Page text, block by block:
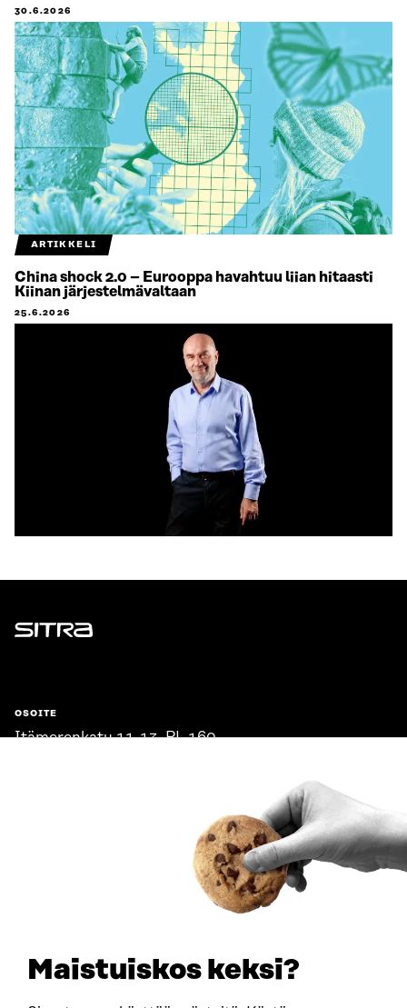
Maistuiskos keksi?
30.6.2026
ARTIKKELI
China shock 2.0 – Eurooppa havahtuu liian hitaasti
Kiinan järjestelmävaltaan
25.6.2026
Sitra
OSOITE
Itämerenkatu 11-13, PL 160,